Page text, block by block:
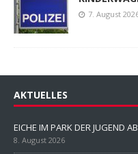
7. August
AKTUELLES
EICHE IM PARK DER JUGEND
8. August 2026